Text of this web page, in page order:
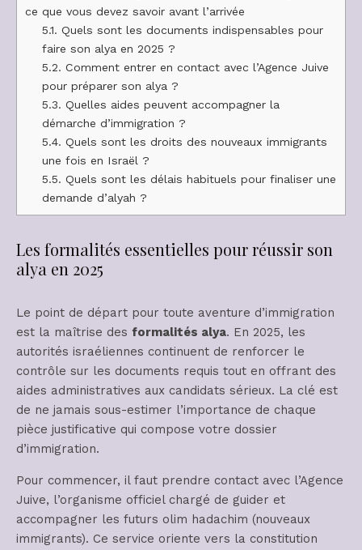
ce que vous devez savoir avant l’arrivée
5.1. Quels sont les documents indispensables pour
faire son alya en 2025 ?
5.2. Comment entrer en contact avec l’Agence Juive
pour préparer son alya ?
5.3. Quelles aides peuvent accompagner la
démarche d’immigration ?
5.4. Quels sont les droits des nouveaux immigrants
une fois en Israël ?
5.5. Quels sont les délais habituels pour finaliser une
demande d’alyah ?
Les formalités essentielles pour réussir son
alya en 2025
Le point de départ pour toute aventure d’immigration
est la maîtrise des formalités alya. En 2025, les
autorités israéliennes continuent de renforcer le
contrôle sur les documents requis tout en offrant des
aides administratives aux candidats sérieux. La clé est
de ne jamais sous-estimer l’importance de chaque
pièce justificative qui compose votre dossier
d’immigration.
Pour commencer, il faut prendre contact avec l’Agence
Juive, l’organisme officiel chargé de guider et
accompagner les futurs olim hadachim (nouveaux
immigrants). Ce service oriente vers la constitution